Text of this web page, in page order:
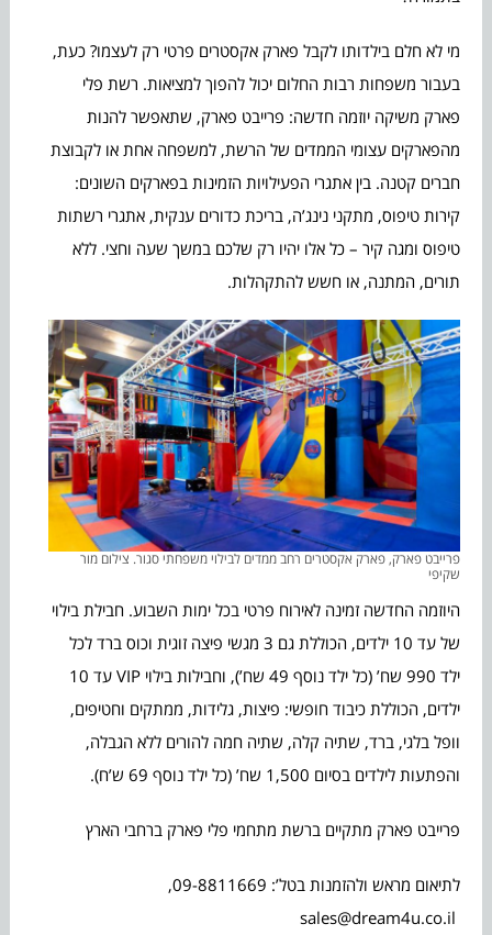
מי לא חלם בילדותו לקבל פארק אקסטרים פרטי רק לעצמו? כעת,
בעבור משפחות רבות החלום יכול להפוך למציאות. רשת פלי
פארק משיקה יוזמה חדשה: פרייבט פארק, שתאפשר להנות
מהפארקים עצומי הממדים של הרשת, למשפחה אחת או לקבוצת
חברים קטנה. בין אתגרי הפעילויות הזמינות בפארקים השונים:
קירות טיפוס, מתקני נינג’ה, בריכת כדורים ענקית, אתגרי רשתות
טיפוס ומגה קיר – כל אלו יהיו רק שלכם במשך שעה וחצי. ללא
תורים, המתנה, או חשש להתקהלות.
פרייבט פארק, פארק אקסטרים רחב ממדים לבילוי משפחתי סגור. צילום מור
שקיפי
היוזמה החדשה זמינה לאירוח פרטי בכל ימות השבוע. חבילת בילוי
של עד 10 ילדים, הכוללת גם 3 מגשי פיצה זוגית וכוס ברד לכל
ילד 990 שח’ (כל ילד נוסף 49 שח’), וחבילות בילוי VIP עד 10
ילדים, הכוללת כיבוד חופשי: פיצות, גלידות, ממתקים וחטיפים,
וופל בלגי, ברד, שתיה קלה, שתיה חמה להורים ללא הגבלה,
והפתעות לילדים בסיום 1,500 שח’ (כל ילד נוסף 69 ש’ח).
פרייבט פארק מתקיים ברשת מתחמי פלי פארק ברחבי הארץ
לתיאום מראש ולהזמנות בטל’: 09-8811669,
sales@dream4u.co.il